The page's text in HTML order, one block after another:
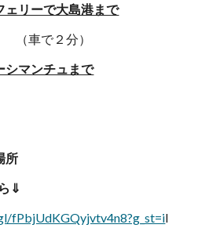
ェリーで大島港まで
（車で２分）
シマンチュまで
所
⇓
fPbjUdKGQyjvtv4n8?g_st=il